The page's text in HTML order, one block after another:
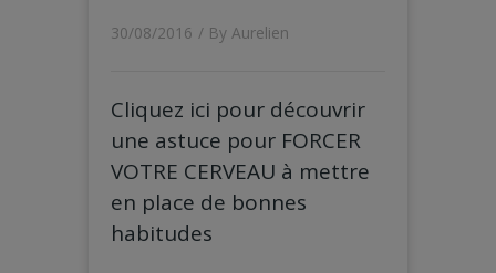
30/08/2016 / By Aurelien
Cliquez ici pour découvrir
une astuce pour FORCER
VOTRE CERVEAU à mettre
en place de bonnes
habitudes